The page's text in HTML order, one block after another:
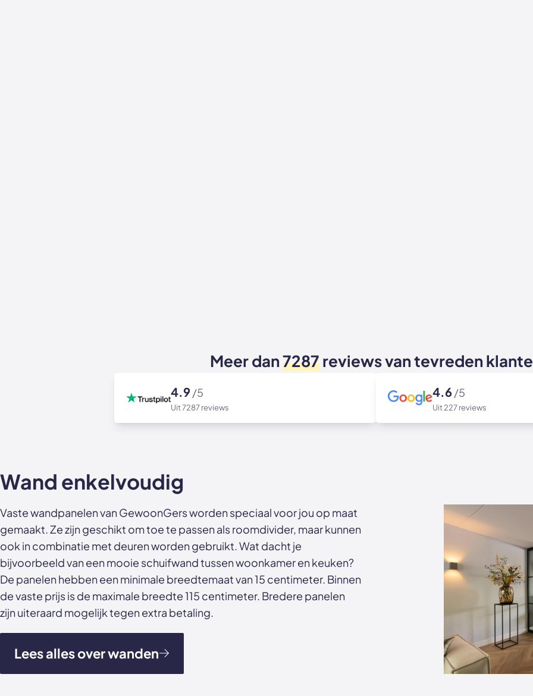
Meer dan7287reviews van tevreden
4.9/5
Uit 7287 reviews
4.6/5
Uit 227 reviews
Wand enkelvoudig
Vaste wandpanelen van GewoonGers worden speciaal voor jou op maat
gemaakt. Ze zijn geschikt om toe te passen als roomdivider, maar kunnen
ook in combinatie met deuren worden gebruikt. Wat dacht je
bijvoorbeeld van een mooie schuifwand tussen woonkamer en keuken?
De panelen hebben een minimale breedtemaat van 15 centimeter. Binnen
de vaste prijs is de maximale breedte 115 centimeter. Bredere panelen
zijn uiteraard mogelijk tegen extra betaling.
Lees alles over wanden